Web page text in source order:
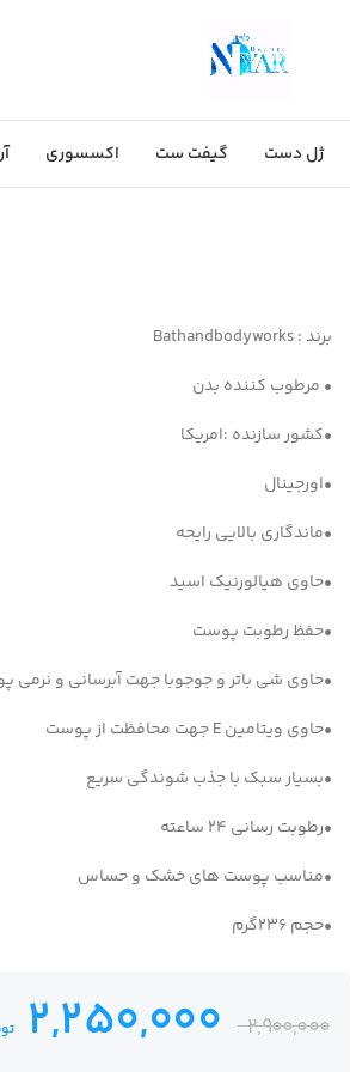
ژل دست گیفت ست اکسسوری
برند : Bathandbodyworks
• مرطوب کننده بدن
•کشور سازنده :امریکا
•اورجینال
•ماندگاری بالایی رایحه
•حاوی هیالورنیک اسید
•حفظ رطوبت پوست
•حاوی شی باتر و جوجوبا جهت آبرسانی و نرمی
•حاوی ویتامین E جهت محافظت از پوست
•بسیار سبک با جذب شوندگی سریع
•رطوبت رسانی 24 ساعته
•مناسب پوست های خشک و حساس
•حجم 236گرم
2,900,000
2,250,000